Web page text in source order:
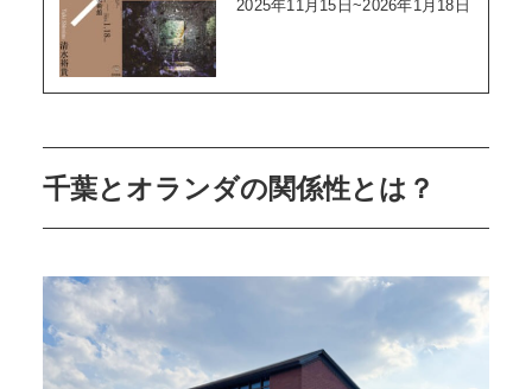
2025年11月15日~2026年1月18日
千葉とオランダの関係性とは？